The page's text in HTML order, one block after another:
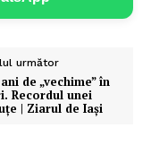
următor
de „vechime” în
Recordul unei
| Ziarul de Iași